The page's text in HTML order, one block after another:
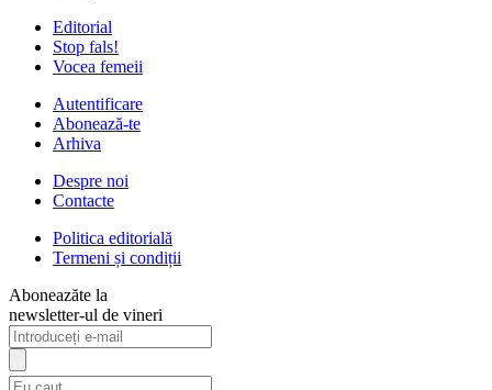
Editorial
Stop fals!
Vocea femeii
Autentificare
Abonează-te
Arhiva
Despre noi
Contacte
Politica editorială
Termeni și condiții
Aboneazăte la
newsletter-ul de vineri